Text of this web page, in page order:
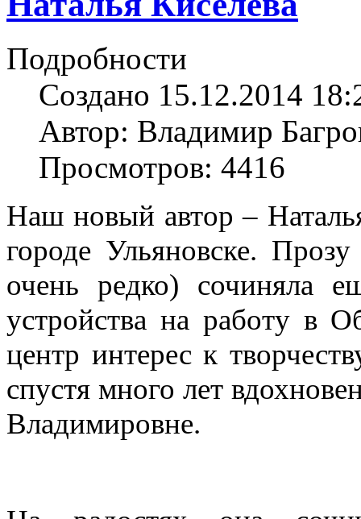
Подробности
Создано 15.12.2014
Автор: Владимир
Просмотров: 4416
Наш новый автор –
городе Ульяновске.
очень редко) сочиняла
устройства на работу в
центр интерес к
спустя много лет
Владимировне.